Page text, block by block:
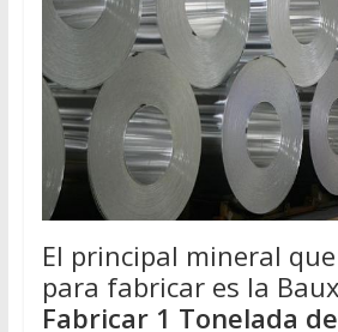
El principal mineral
para fabricar es la
Fabricar 1 Tonelada